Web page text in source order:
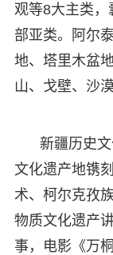
观等8大主类
部亚类。阿尔
地、塔里木盆
山、戈壁、沙
新疆历史
文化遗产地镌
术、柯尔克孜
物质文化遗产
事，电影《万